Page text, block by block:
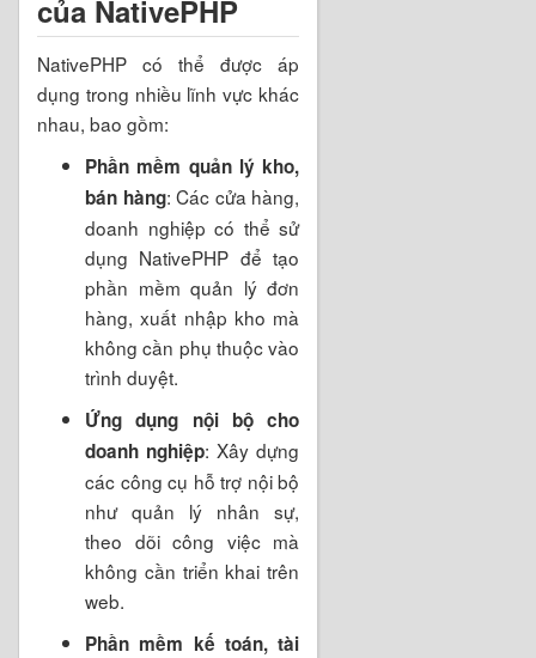
của NativePHP
NativePHP có thể được áp
dụng trong nhiều lĩnh vực khác
nhau, bao gồm:
Phần mềm quản lý kho,
bán hàng: Các cửa hàng,
doanh nghiệp có thể sử
dụng NativePHP để tạo
phần mềm quản lý đơn
hàng, xuất nhập kho mà
không cần phụ thuộc vào
trình duyệt.
Ứng dụng nội bộ cho
doanh nghiệp: Xây dựng
các công cụ hỗ trợ nội bộ
như quản lý nhân sự,
theo dõi công việc mà
không cần triển khai trên
web.
Phần mềm kế toán, tài